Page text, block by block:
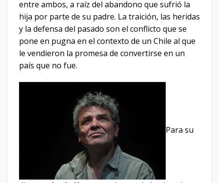
entre ambos, a raíz del abandono que sufrió la
hija por parte de su padre. La traición, las heridas
y la defensa del pasado son el conflicto que se
pone en pugna en el contexto de un Chile al que
le vendieron la promesa de convertirse en un
país que no fue.
Para su